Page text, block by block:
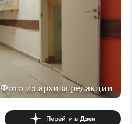
Фото из архива редакции